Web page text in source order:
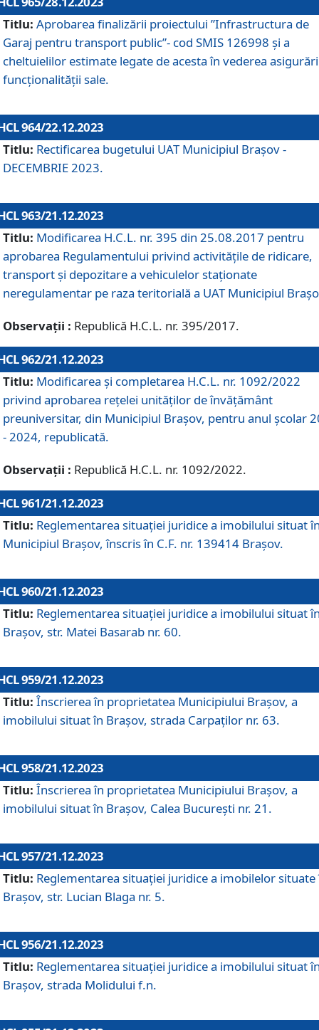
Titlu: Aprobarea finalizării proiectului ”Infrastructura de
Garaj pentru transport public”- cod SMIS 126998 și a
cheltuielilor estimate legate de acesta în vederea
funcționalității sale.
964/22.12.2023
Titlu: Rectificarea bugetului UAT Municipiul Braşov -
DECEMBRIE 2023.
963/21.12.2023
Titlu: Modificarea H.C.L. nr. 395 din 25.08.2017 pentru
aprobarea Regulamentului privind activitățile de ridicare,
transport şi depozitare a vehiculelor staționate
neregulamentar pe raza teritorială a UAT Municipiul
Observații : Republică H.C.L. nr. 395/2017.
962/21.12.2023
Titlu: Modificarea și completarea H.C.L. nr. 1092/2022
privind aprobarea rețelei unităților de învăţământ
preuniversitar, din Municipiul Braşov, pentru anul școlar
- 2024, republicată.
Observații : Republică H.C.L. nr. 1092/2022.
961/21.12.2023
Titlu: Reglementarea situației juridice a imobilului situat
Municipiul Brașov, înscris în C.F. nr. 139414 Brașov.
960/21.12.2023
Titlu: Reglementarea situației juridice a imobilului situat
Brașov, str. Matei Basarab nr. 60.
959/21.12.2023
Titlu: Înscrierea în proprietatea Municipiului Brașov, a
imobilului situat în Brașov, strada Carpaților nr. 63.
958/21.12.2023
Titlu: Înscrierea în proprietatea Municipiului Brașov, a
imobilului situat în Brașov, Calea București nr. 21.
957/21.12.2023
Titlu: Reglementarea situației juridice a imobilelor situate
Brașov, str. Lucian Blaga nr. 5.
956/21.12.2023
Titlu: Reglementarea situației juridice a imobilului situat
Brașov, strada Molidului f.n.